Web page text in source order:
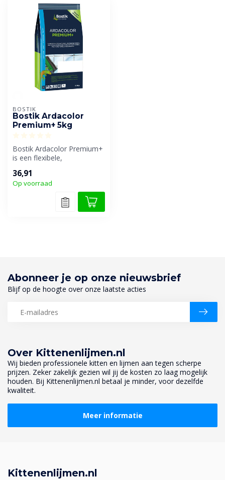
BOSTIK
Bostik Ardacolor
Premium+ 5kg
Bostik Ardacolor Premium+
is een flexibele,
voegmortel. Geschik...
36,91
Op voorraad
Over Kittenenlijmen.nl
Wij bieden professionele kitten en lijmen aan tegen scherpe
prijzen. Zeker zakelijk gezien wil jij de kosten zo laag mogelijk
houden. Bij Kittenenlijmen.nl betaal je minder, voor dezelfde
kwaliteit.
Meer informatie
Abonneer je op onze nieuwsbrief
Blijf op de hoogte over onze laatste acties
Kittenenlijmen.nl